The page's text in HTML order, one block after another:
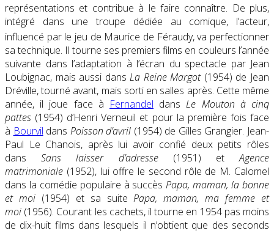
représentations et contribue à le faire connaître. De plus,
intégré dans une troupe dédiée au comique, l’acteur,
influencé par le jeu de Maurice de Féraudy, va perfectionner
sa technique. Il tourne ses premiers films en couleurs l’année
suivante dans l’adaptation à l’écran du spectacle par Jean
Loubignac, mais aussi dansLa Reine Margot(1954) de Jean
Dréville, tourné avant, mais sorti en salles après. Cette même
année, il joue face à Fernandel dansLe Mouton à cinq
pattes (1954) d’Henri Verneuil et pour la première fois face
à Bourvil dans Poisson d’avril (1954) de Gilles Grangier. Jean-
Paul Le Chanois, après lui avoir confié deux petits rôles
dansSans laisser d’adresse(1951) etAgence
matrimoniale (1952), lui offre le second rôle de M. Calomel
dans la comédie populaire à succèsPapa, maman, la bonne
et moi(1954) et sa suitePapa, maman, ma femme et
moi (1956). Courant les cachets, il tourne en 1954 pas moins
de dix-huit films dans lesquels il n’obtient que des seconds